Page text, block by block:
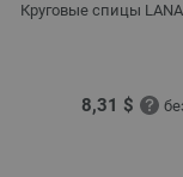
Круговые спицы
8,31 $